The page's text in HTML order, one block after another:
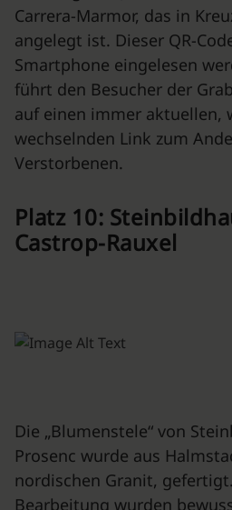
Carrera-Marmor, das in
angelegt ist. Dieser QR-
Smartphone eingelesen
führt den Besucher der
auf einen immer aktuellen,
wechselnden Link zum
Verstorbenen.
Platz 10:
Castrop-Rauxel
Die „Blumenstele“ von
Prosenc wurde aus
nordischen Granit,
Bearbeitung wurden